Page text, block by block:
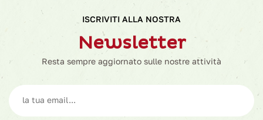
Newsletter
ISCRIVITI ALLA NOSTRA
Resta sempre aggiornato sulle nostre attività